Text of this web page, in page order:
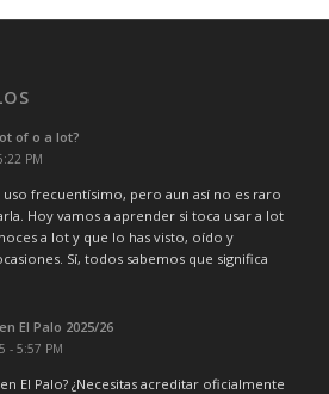
of o a lot?
PM
frecuentísimo, pero aun así no es raro
Hoy vamos a aprender si toca usar a lot
a lot y que lo has visto, oído y
Sí, todos sabemos que significa
El Palo 2025/26
- 5:57 PM
El Palo? ¿Necesitas acreditar oficialmente